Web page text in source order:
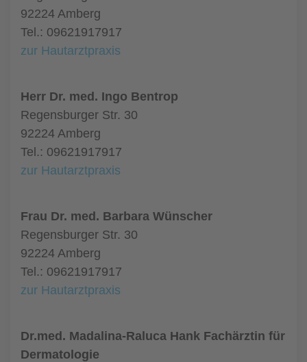
92224 Amberg
Tel.: 09621917917
zur Hautarztpraxis
Herr Dr. med. Ingo Bentrop
Regensburger Str. 30
92224 Amberg
Tel.: 09621917917
zur Hautarztpraxis
Frau Dr. med. Barbara Wünscher
Regensburger Str. 30
92224 Amberg
Tel.: 09621917917
zur Hautarztpraxis
Dr.med. Madalina-Raluca Hank Fachärztin für
Dermatologie